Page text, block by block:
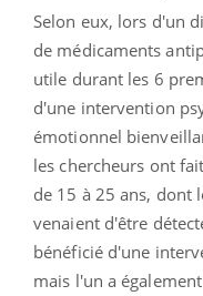
Selon eux, lors d'un
de médicaments
utile durant les 6
d'une intervention
émotionnel
les chercheurs ont
de 15 à 25 ans, dont
venaient d'être
bénéficié d'une
mais l'un a